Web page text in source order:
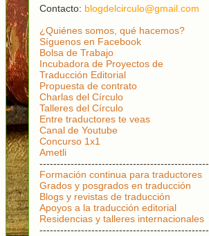
Contacto: blogdelcirculo@gmail.com
¿Quiénes somos, qué hacemos?
Síguenos en Facebook
Bolsa de Trabajo
Incubadora de Proyectos de
Traducción Editorial
Propuesta de contrato
Charlas del Círculo
Talleres del Círculo
Entre traductores te veas
Canal de Youtube
Concurso 1x1
Ametli
-------------------------------------------------
Formación continua para traductores
Grados y posgrados en traducción
Blogs y revistas de traducción
Apoyos a la traducción editorial
Residencias y talleres internacionales
-------------------------------------------------